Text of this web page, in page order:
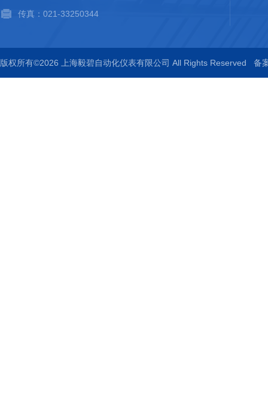
传真：021-33250344
版权所有©2026 上海毅碧自动化仪表有限公司 All Rights Reserved 备